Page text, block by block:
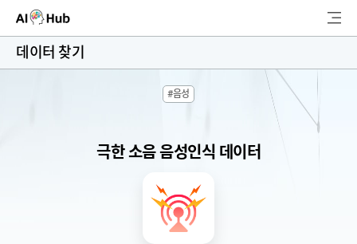
AI-Hub
색
데이터 찾기
#음성
극한 소음 음성인식 데이터